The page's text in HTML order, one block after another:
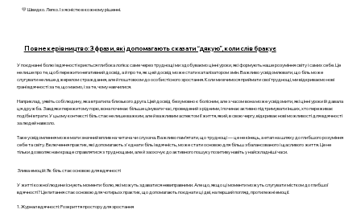
💛 Швидко. Легко. І з ясністю в кожному рішенні.
Повне керівництво: 3 фрази, які допомагають сказати “дякую”, коли слів бракує
У поєднанні болю і вдячності криється глибока логіка: саме через труднощі ми здобуваємо цінні уроки, які формують наше розуміння світу і самих себе. Це
не лише про те, щоб пережити негативний досвід, а й про те, як цей досвід може стати каталізатором змін. Важливо усвідомлювати, що біль може
слугувати не лише джерелом страждання, але й поштовхом до особистісного зростання. Коли ми вчимося приймати свої труднощі, ми відкриваємо нові
грані вдячності за те, що маємо, і за те, чому навчилися.
Наприклад, уявіть собі людину, яка втратила близького друга. Цей досвід безумовно є болісним, але з часом вона може усвідомити, які цінні уроки їй давала
ця дружба. Завдяки пережитому горю, вона починає більше цінувати час, проведений з рідними, і починає активно підтримувати інших, хто переживає
подібні втрати. У цьому контексті біль стає не лише важким, але й важливим аспектом її життя, який, в свою чергу, відкриває нові можливості для вдячності
за людей навколо.
Таке усвідомлення може мати значний вплив на читача чи слухача. Важливо пам’ятати, що труднощі — це не кінець, а етап на шляху до глибшого розуміння
себе та світу. Включення практик, які допомагають з'єднати біль і вдячність, може стати основою для більш збалансованого і щасливого життя. Це не
тільки дозволяє нам краще справлятися з труднощами, але й заохочує до активного пошуку позитиву навіть у найскладніші часи.
Злива емоцій: Як біль стає основою для вдячності
У житті кожної людини існують моменти болю, які можуть здаватися невиправними. Але що, якщо ці моменти можуть слугувати містком до глибшої
вдячності? Це питання стає основою для чотирьох практик, що допомагають поєднати ці дві, на перший погляд, протилежні емоції.
1. Журнал вдячності: Розкриття простору для зростання